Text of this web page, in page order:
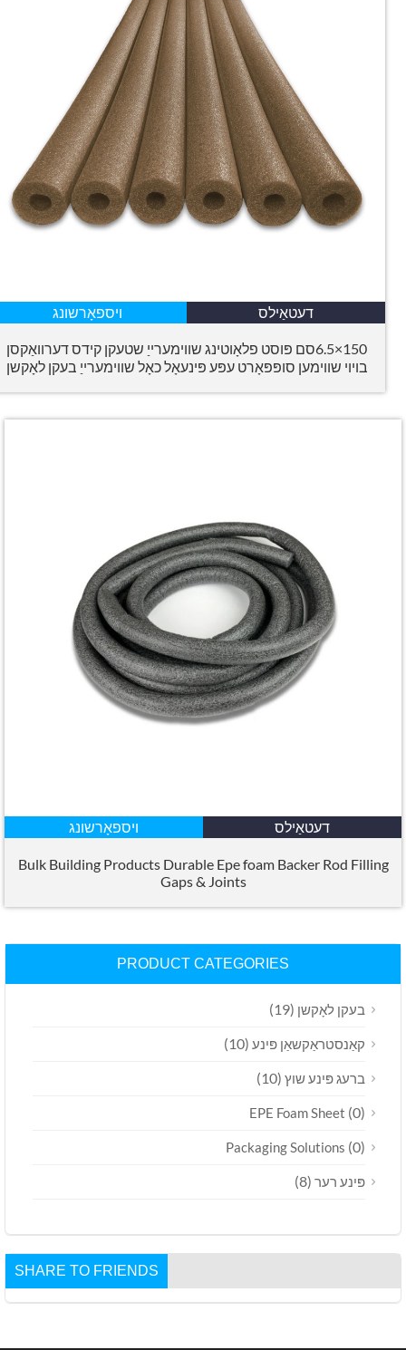
דעטאַילס ויספאָרשונג
150×6.5סם פּוסט פלאָוטינג שווימערייַ שטעקן קידס דערוואַקסן
בויוי שווימען סופּפּאָרט עפּע פּינעאָל כאָל שווימערייַ בעקן לאָקשן
דעטאַילס ויספאָרשונג
Bulk Building Products Durable Epe foam Backer Rod Filling
Gaps &Joints
PRODUCT CATEGORIES
בעקן לאָקשן(19)
קאַנסטראַקשאַן פּינע(10)
ברעג פּינע שוץ(10)
EPE Foam Sheet(0)
Packaging Solutions(0)
פּינע רער(8)
SHARE TO FRIENDS